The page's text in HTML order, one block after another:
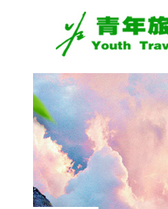
旅游资讯
热门推荐